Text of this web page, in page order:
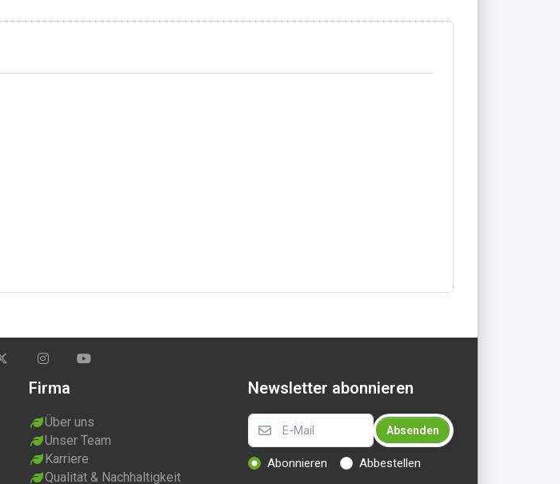
Firma
Über uns
Unser Team
Karriere
Qualität & Nachhaltigkeit
Newsletter abonnieren
Absenden
Abonnieren Abbestellen